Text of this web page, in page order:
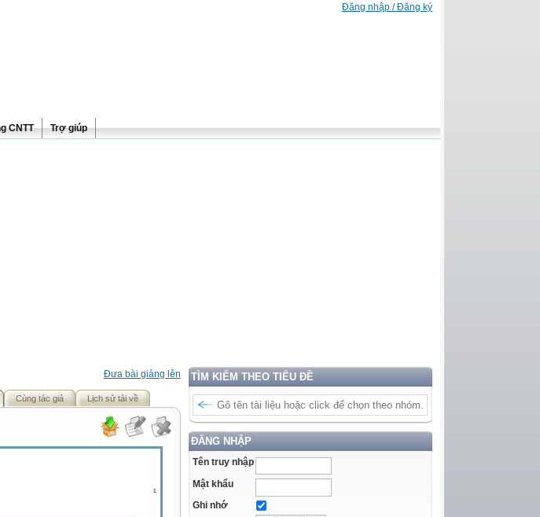
Đăng nhập / Đăng ký
CNTT Trợ giúp
TÌM KIẾM THEO TIÊU ĐỀ
ĐĂNG NHẬP
Tên truy nhập
Mật khẩu
Ghi nhớ
Đưa bài giảng lên
Cùng tác giả Lịch sử tải về